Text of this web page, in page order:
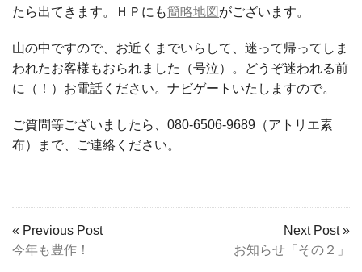
たら出てきます。ＨＰにも簡略地図 がございます。
山の中ですので、お近くまでいらして、迷って帰ってしま
われたお客様もおられました（号泣）。どうぞ迷われる前
に（！）お電話ください。ナビゲートいたしますので。
ご質問等ございましたら、080-6506-9689（アトリエ素
布）まで、ご連絡ください。
« Previous Post
今年も豊作！
Next Post »
お知らせ「その２」